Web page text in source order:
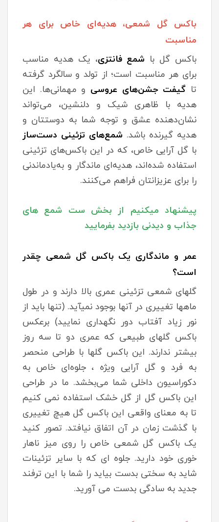
باکس گل شمعی، هدیه‌ای خاص برای هر
مناسبت
باکس گل با شمع فانتزی، یک هدیه مناسب
برای هر مناسبت است؛ از تولد و سالگرد گرفته
تا گیفت جشن‌های عروسی و مهمانی‌ها. این
هدیه با ظاهری شیک و دلنشین، می‌تواند
نشان‌دهنده عشق و توجه شما به دوستتان و
هدیه گیرنده باشد. شمع‌های تزئینی دست‌ساز
با گل آرایی خاص، که در این باکس‌های تزئینی
استفاده شده‌اند، هدیه‌ای ماندگار و به‌یادماندنی
را برای عزیزانتان فراهم می‌کنند.
پیشنهاد میکنیم از بخش ست شمع های
جذاب و دیدنی بازدید بفرمایید
عمر و ماندگاری یک باکس گل شمعی چقدر
است؟
گلهای شمعی تزئینی عمری بالا دارند و در طول
ماهها تغییری در آنها بوجود نمیآید. (تنها باید از
نور زیاد آفتاب دور نگهداری نمایید) برعکس
باکس گلهای طبیعی که عمری دو تا سه روز
بیشتر ندارند. این باکس گلها با طراحی منحصر
به فرد و گل آرایی ویژه ، جلوه‌ای خاص به
دکوراسیون داخلی شما می‌بخشد. ما در طراحی
این باکس گل از گل خشک استفاده نمی کنیم
تا به معنای واقعی این باکس گل هیچ تغییری
با گذشت زمان در آن اتفاق نیافتد. تصور کنید
یک باکس گل شمعی خاص را روی میز ناهار
خوری خود دارید. جلوه ای که با سایر تزئینات
شاید به سختی بدست بیاید را شما با این ترفند
جدید به سادگی بدست می آورید.